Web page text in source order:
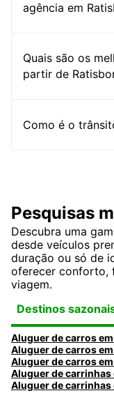
agência em
Quais são os
partir de
Como é o
Pesquisas
Descubra uma
desde veículos
duração ou só de
oferecer conforto,
viagem.
Destinos